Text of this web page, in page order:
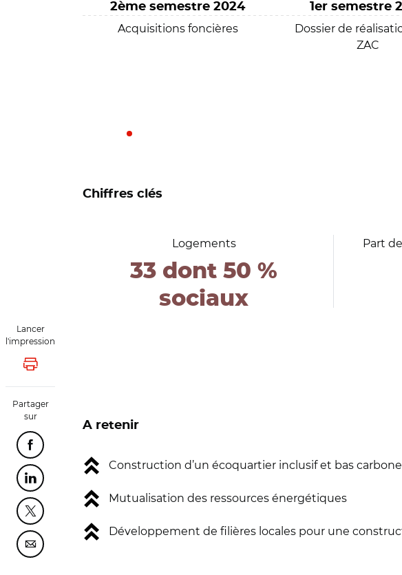
Lancer
l'impression
Lancer l'impression
Partager
sur
Partager cette page sur Facebook
Partager cette page sur Linkedin
Partager cette page sur Twitter
Partager cette page sur Courriel
2ème semestre 2024
Acquisitions foncières
1er semestre
Dossier de
ZAC
Chiffres clés
Logements
33 dont 50 %
sociaux
Part
A retenir
Construction d’un écoquartier inclusif et bas carbone
Mutualisation des ressources énergétiques
Développement de filières locales pour une